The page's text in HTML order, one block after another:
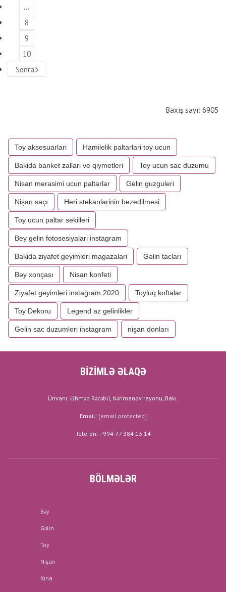
…
8
9
10
Sonra
Baxış sayı: 6905
Toy aksesuarlari Hamilelik paltarlari toy ucun
Bakida banket zallari ve qiymetleri Toy ucun sac duzumu
Nisan merasimi ucun paltarlar Gelin guzguleri
Nişan saçı Heri stekanlarinin bezedilmesi
Toy ucun paltar sekilleri
Bey gelin fotosesiyalari instagram
Bakida ziyafet geyimleri magazalari Gəlin tacları
Bəy xonçası Nisan konfeti
Ziyafet geyimleri instagram 2020 Toyluq koftalar
Toy Dekoru Legend az gelinlikler
Gelin sac duzumleri instagram nişan donları
BİZİMLƏ ƏLAQƏ
Ünvanı: Əhməd Rəcəbli, Nərimanov rayonu, Bakı.
Email: [email protected]
Telefon: +994 77 384 13 14
BÖLMƏLƏR
Bəy
Gəlin
Toy
Nişan
Xına